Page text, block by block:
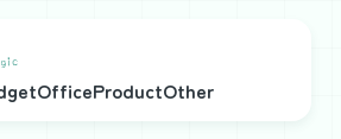
OfficeProductOther